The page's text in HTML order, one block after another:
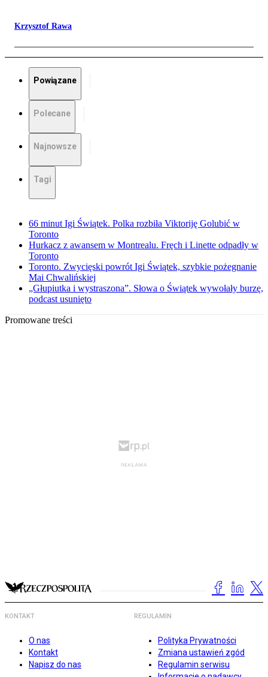
Krzysztof Rawa
Powiązane
Polecane
Najnowsze
Tagi
66 minut Igi Świątek. Polka rozbiła Viktoriję Golubić w
Toronto
Hurkacz z awansem w Montrealu. Fręch i Linette odpadły w
Toronto
Toronto. Zwycięski powrót Igi Świątek, szybkie pożegnanie
Mai Chwalińskiej
„Głupiutka i wystraszona”. Słowa o Świątek wywołały burzę,
podcast usunięto
Promowane treści
KONTAKT
O nas
Kontakt
Napisz do nas
REGULAMIN
Polityka Prywatności
Zmiana ustawień zgód
Regulamin serwisu